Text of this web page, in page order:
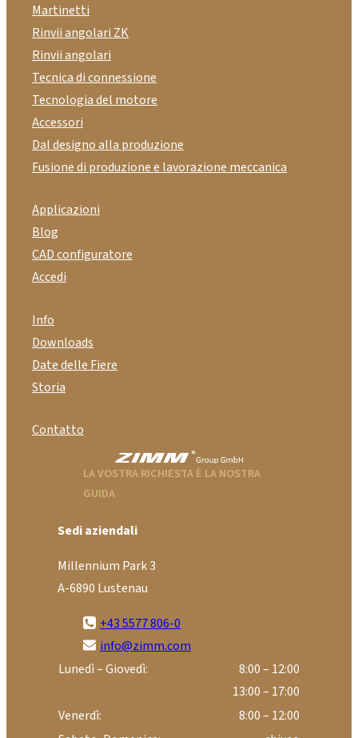
Martinetti
Rinvii angolari ZK
Rinvii angolari
Tecnica di connessione
Tecnologia del motore
Accessori
Dal designo alla produzione
Fusione di produzione e lavorazione meccanica
Applicazioni
Blog
CAD configuratore
Accedi
Info
Downloads
Date delle Fiere
Storia
Contatto
LA VOSTRA RICHIESTA È LA NOSTRA
GUIDA
Sedi aziendali
Millennium Park 3
A-6890 Lustenau
+43 5577 806-0
info@zimm.com
Lunedì – Giovedì:
8:00 – 12:00
13:00 – 17:00
Venerdì:
8:00 – 12:00